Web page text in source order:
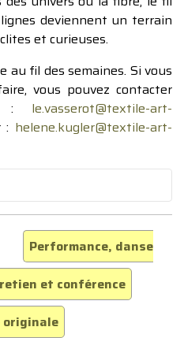
deviennent un terrain
et curieuses.
au fil des semaines. Si vous
vous pouvez contacter
: le.vasserot@textile-art-
: helene.kugler@textile-art-
Performance, danse
et conférence
originale